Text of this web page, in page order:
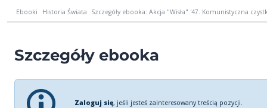
Ebooki Historia Świata Szczegóły ebooka: Akcja "Wisła" '47. Komunistyczna
Szczegóły ebooka
Zaloguj się, jeśli jesteś zainteresowany treścią pozycji.